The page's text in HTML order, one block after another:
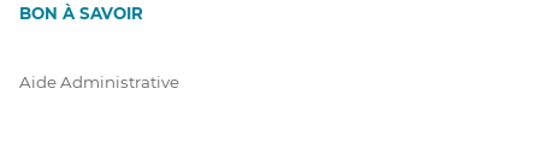
BON À SAVOIR
Aide Administrative